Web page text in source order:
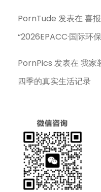
PornTude 发表在喜
“2026EPACC·国际环
PornPics 发表在我家
四季的真实生活记录